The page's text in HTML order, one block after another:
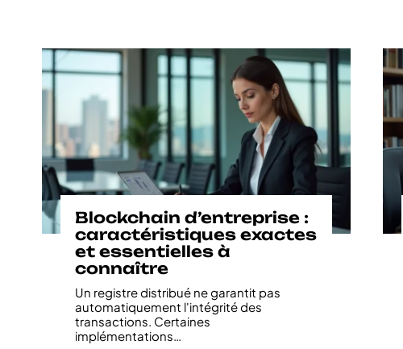
Blockchain d’entreprise :
caractéristiques exactes
et essentielles à
connaître
Un registre distribué ne garantit pas
automatiquement l'intégrité des
transactions. Certaines
implémentations…